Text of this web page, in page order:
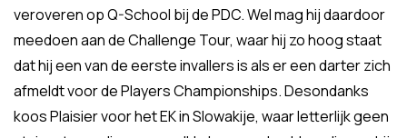
veroveren op Q-School bij de PDC. Wel mag hij daardoor
meedoen aan de Challenge Tour, waar hij zo hoog staat
dat hij een van de eerste invallers is als er een darter zich
afmeldt voor de Players Championships. Desondanks
koos Plaisier voor het EK in Slowakije, waar letterlijk geen